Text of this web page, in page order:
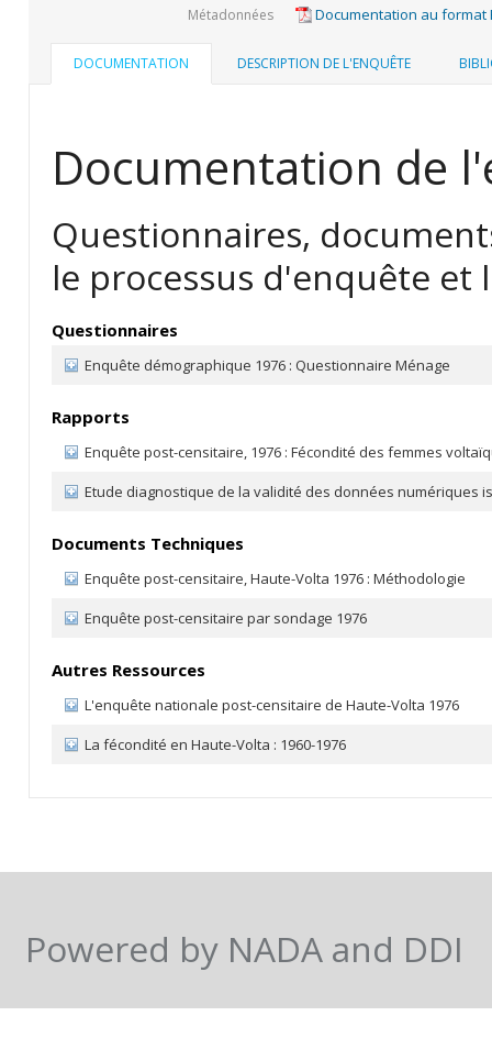
Métadonnées Documentation au format
DOCUMENTATION DESCRIPTION DE L'ENQUÊTE
Documentation de
Questionnaires,
le processus d'enquête et
Questionnaires
Enquête démographique 1976 : Questionnaire Ménage
Rapports
Enquête post-censitaire, 1976 : Fécondité des femmes
Etude diagnostique de la validité des données numériques
Documents Techniques
Enquête post-censitaire, Haute-Volta 1976 : Méthodologie
Enquête post-censitaire par sondage 1976
Autres Ressources
L'enquête nationale post-censitaire de Haute-Volta 1976
La fécondité en Haute-Volta : 1960-1976
Powered by NADA and DDI